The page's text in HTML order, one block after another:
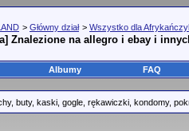
> Główny dział > Wszystko dla
Znalezione na allegro i ebay i
Albumy FAQ
buty, kaski, gogle, rękawiczki, kondomy,